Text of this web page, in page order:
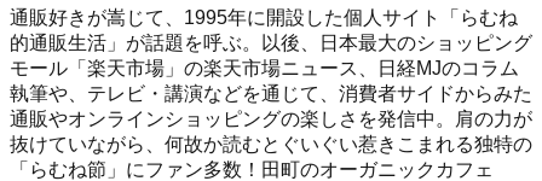
通販好きが嵩じて、1995年に開設した個人サイト「らむね
的通販生活」が話題を呼ぶ。以後、日本最大のショッピング
モール「楽天市場」の楽天市場ニュース、日経MJのコラム
執筆や、テレビ・講演などを通じて、消費者サイドからみた
通販やオンラインショッピングの楽しさを発信中。肩の力が
抜けていながら、何故か読むとぐいぐい惹きこまれる独特の
「らむね節」にファン多数！田町のオーガニックカフェ